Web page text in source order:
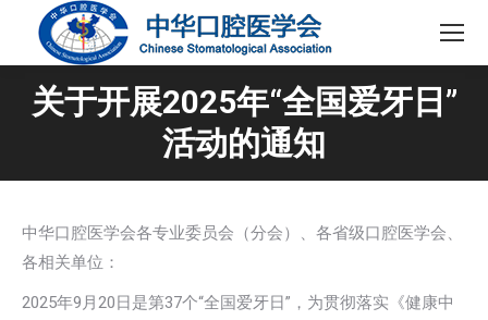
关于开展2025年“全国爱牙日”
活动的通知
中华口腔医学会各专业委员会（分会）、各省级口腔医学会、
各相关单位：
2025年9月20日是第37个“全国爱牙日”，为贯彻落实《健康中